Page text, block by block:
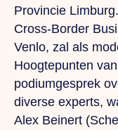
Provincie
Cross-Border
Venlo, zal als
Hoogtepunten
podiumgesprek
diverse experts,
Alex Beinert